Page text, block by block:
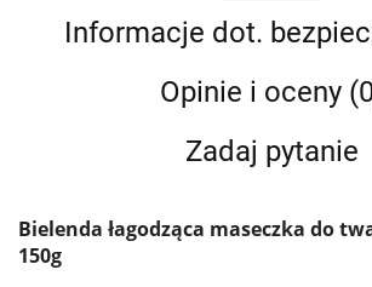
Informacje dot.
Opinie i oceny
Zadaj pytanie
Bielenda łagodząca maseczka do
150g